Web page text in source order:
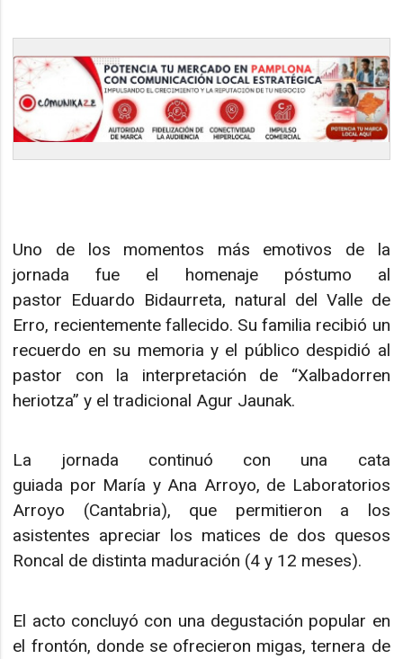
Uno de los momentos más emotivos de la
jornada fue el homenaje póstumo al
pastor Eduardo Bidaurreta, natural del Valle de
Erro, recientemente fallecido. Su familia recibió un
recuerdo en su memoria y el público despidió al
pastor con la interpretación de “Xalbadorren
heriotza” y el tradicional Agur Jaunak.
La jornada continuó con una cata
guiada por María y Ana Arroyo, de Laboratorios
Arroyo (Cantabria), que permitieron a los
asistentes apreciar los matices de dos quesos
Roncal de distinta maduración (4 y 12 meses).
El acto concluyó con una degustación popular en
el frontón, donde se ofrecieron migas, ternera de